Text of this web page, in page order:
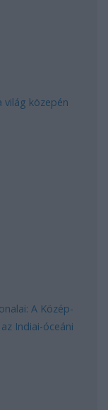
világ közepén
A Közép-
Indiai-óceáni